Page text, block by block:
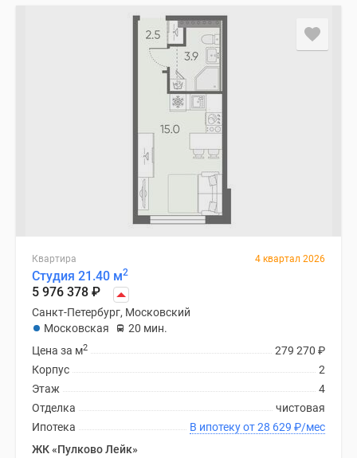
Квартира 4 квартал 2026
Студия 21.40 м2
5 976 378 ₽
Санкт-Петербург, Московский
Московская
20 мин.
279 270 ₽
Цена за м2
2
Корпус
4
Этаж
чистовая
Отделка
В ипотеку от 28 629 ₽/мес
Ипотека
ЖК «Пулково Лейк»